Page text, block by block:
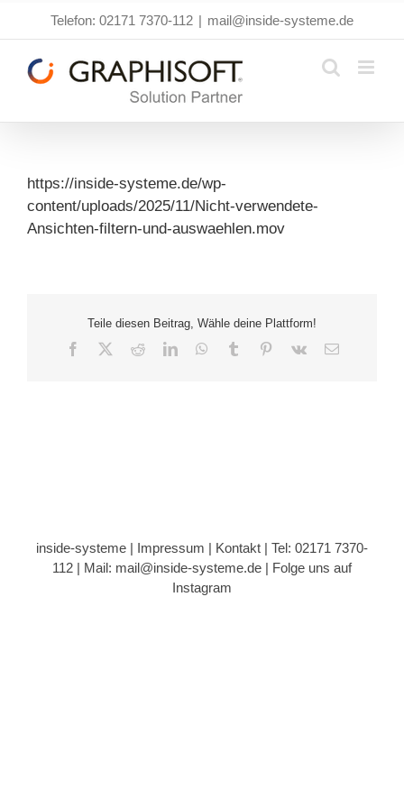
springen
Telefon: 02171 7370-112 | mail@inside-systeme.de
https://inside-systeme.de/wp-
content/uploads/2025/11/Nicht-verwendete-
Ansichten-filtern-und-auswaehlen.mov
Teile diesen Beitrag, Wähle deine Plattform!
Facebook RedditLinkedInWhatsApp
Tumblr Pinterest
Vk
E-
inside-systeme | Impressum | Kontakt | Tel: 02171 7370-
112 | Mail: mail@inside-systeme.de | Folge uns auf
Instagram